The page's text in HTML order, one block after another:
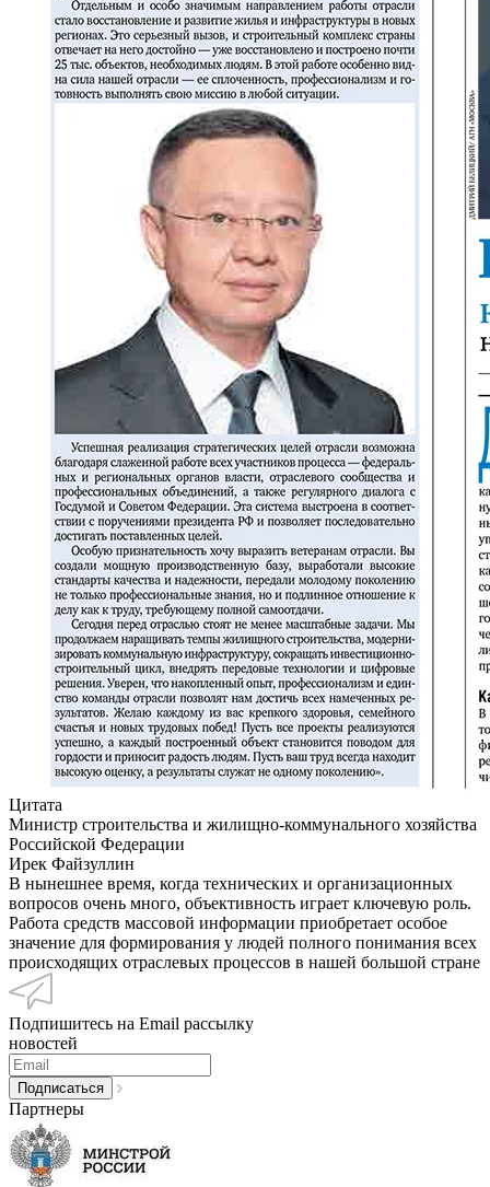
Цитата
Министр строительства и жилищно-коммунального хозяйства
Российской Федерации
Ирек Файзуллин
В нынешнее время, когда технических и организационных
вопросов очень много, объективность играет ключевую роль.
Работа средств массовой информации приобретает особое
значение для формирования у людей полного понимания всех
происходящих отраслевых процессов в нашей большой стране
Подпишитесь на Email рассылку
новостей
Партнеры